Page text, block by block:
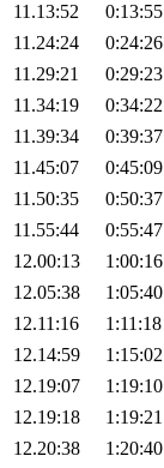
11.13:52
0:13:55
11.24:24
0:24:26
11.29:21
0:29:23
11.34:19
0:34:22
11.39:34
0:39:37
11.45:07
0:45:09
11.50:35
0:50:37
11.55:44
0:55:47
12.00:13
1:00:16
12.05:38
1:05:40
12.11:16
1:11:18
12.14:59
1:15:02
12.19:07
1:19:10
12.19:18
1:19:21
12.20:38
1:20:40